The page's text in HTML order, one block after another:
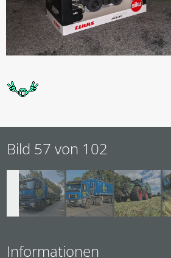
Bild 57 von 102
Informationen